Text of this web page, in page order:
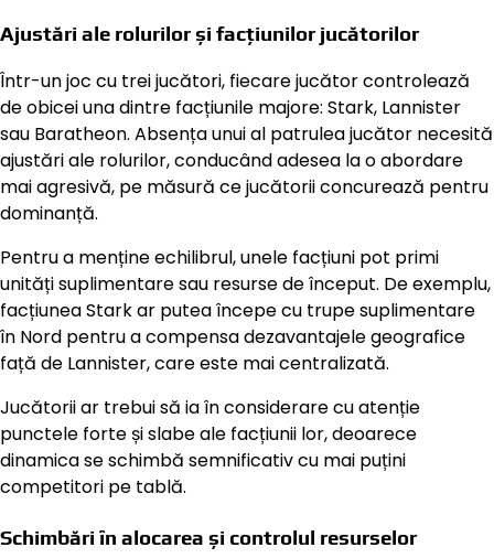
Ajustări ale rolurilor și facțiunilor jucătorilor
Într-un joc cu trei jucători, fiecare jucător controlează
de obicei una dintre facțiunile majore: Stark, Lannister
sau Baratheon. Absența unui al patrulea jucător necesită
ajustări ale rolurilor, conducând adesea la o abordare
mai agresivă, pe măsură ce jucătorii concurează pentru
dominanță.
Pentru a menține echilibrul, unele facțiuni pot primi
unități suplimentare sau resurse de început. De exemplu,
facțiunea Stark ar putea începe cu trupe suplimentare
în Nord pentru a compensa dezavantajele geografice
față de Lannister, care este mai centralizată.
Jucătorii ar trebui să ia în considerare cu atenție
punctele forte și slabe ale facțiunii lor, deoarece
dinamica se schimbă semnificativ cu mai puțini
competitori pe tablă.
Schimbări în alocarea și controlul resurselor